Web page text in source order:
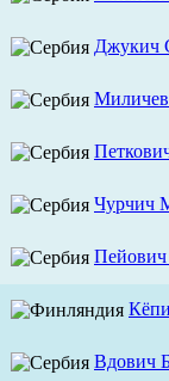
Джукич
Чурчич
Вдович